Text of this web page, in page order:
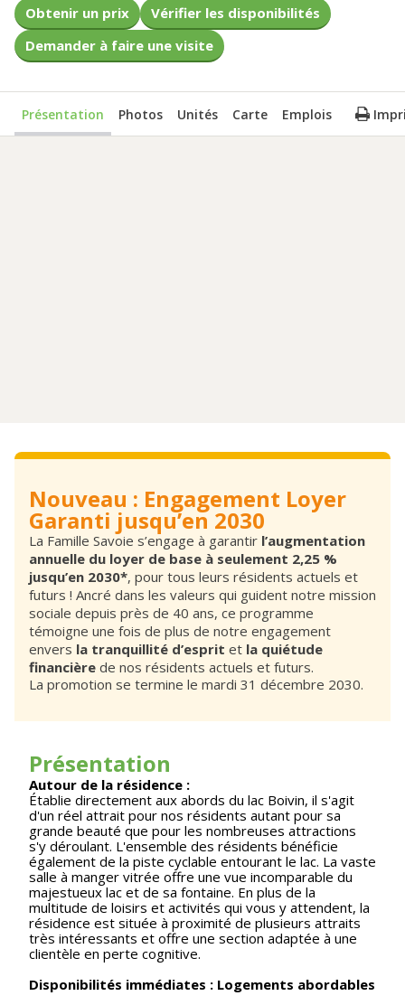
Obtenir un prix
Vérifier les disponibilités
Demander à faire une visite
Présentation Photos Unités Carte Emplois
Nouveau : Engagement Loyer
Garanti jusqu’en 2030
La Famille Savoie s’engage à garantir l’augmentation
annuelle du loyer de base à seulement 2,25 %
jusqu’en 2030*, pour tous leurs résidents actuels et
futurs ! Ancré dans les valeurs qui guident notre mission
sociale depuis près de 40 ans, ce programme
témoigne une fois de plus de notre engagement
envers la tranquillité d’esprit et la quiétude
financière de nos résidents actuels et futurs.
La promotion se termine le mardi 31 décembre 2030.
Présentation
Autour de la résidence :
Établie directement aux abords du lac Boivin, il s'agit
d'un réel attrait pour nos résidents autant pour sa
grande beauté que pour les nombreuses attractions
s'y déroulant. L'ensemble des résidents bénéficie
également de la piste cyclable entourant le lac. La vaste
salle à manger vitrée offre une vue incomparable du
majestueux lac et de sa fontaine. En plus de la
multitude de loisirs et activités qui vous y attendent, la
résidence est située à proximité de plusieurs attraits
très intéressants et offre une section adaptée à une
clientèle en perte cognitive.
Disponibilités immédiates : Logements abordables